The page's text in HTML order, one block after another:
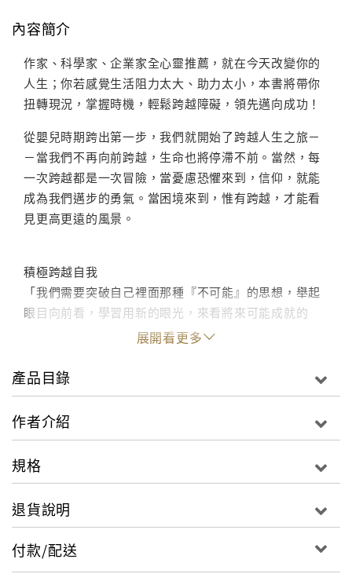
內容簡介
作家、科學家、企業家全心靈推薦，就在今天改變你的
人生；你若感覺生活阻力太大、助力太小，本書將帶你
扭轉現況，掌握時機，輕鬆跨越障礙，領先邁向成功！
從嬰兒時期跨出第一步，我們就開始了跨越人生之旅－
－當我們不再向前跨越，生命也將停滯不前。當然，每
一次跨越都是一次冒險，當憂慮恐懼來到，信仰，就能
成為我們邁步的勇氣。當困境來到，惟有跨越，才能看
見更高更遠的風景。
積極跨越自我
「我們需要突破自己裡面那種『不可能』的思想，舉起
眼目向前看，學習用新的眼光，來看將來可能成就的
「不要逃避你的問題，要學習去作一個解決問題的人；
祝福。」
掌舵人生行船
「如果說人生像一艘船，那麼信仰就是錨，夢想就是
舵，家庭就是船艙。只要能掌握這三件事，那麼你的人
生，必然是快樂且有意義的。」
喜樂家庭人際
「讓我鼓勵你，從今天開始，在你周圍的人身上，選擇
展開看更多
產品目錄
作者介紹
規格
退貨說明
付款/配送